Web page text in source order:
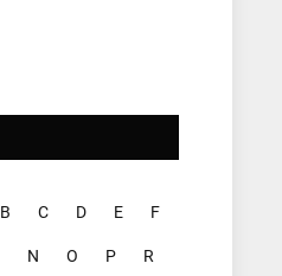
B C D E F
N O P R